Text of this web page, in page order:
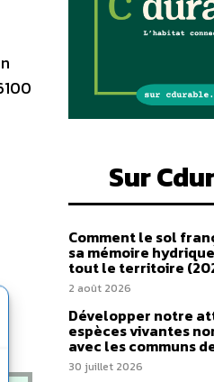
Sur
Comment le sol
sa mémoire
tout le territoire
2 août 2026
Développer notre
espèces vivantes
avec les communs
30 juillet 2026